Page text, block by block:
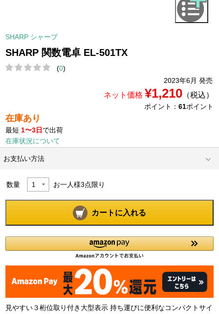
SHARP シャープ
SHARP 関数電卓 EL-501TX
(0)
2023年6月 発売
ネット価格 ¥1,210（税込）
ポイント： 61ポイント
在庫あり
最短1〜3日 で出荷
在庫状況について
お支払い方法
数量 お一人様3点限り
カートに入れる
見やすい３桁位取り付き大型表示 持ち運びに便利なコンパクトサイ